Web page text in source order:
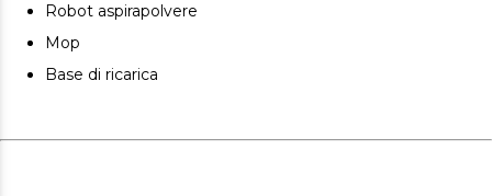
consentono al robot di fare immediatamente marcia
indietro quando rileva un gradino.
Pulizia ad alte prestazioni. Doppia spazzola laterale:
Robot aspirapolvere
Mop
Base di ricarica